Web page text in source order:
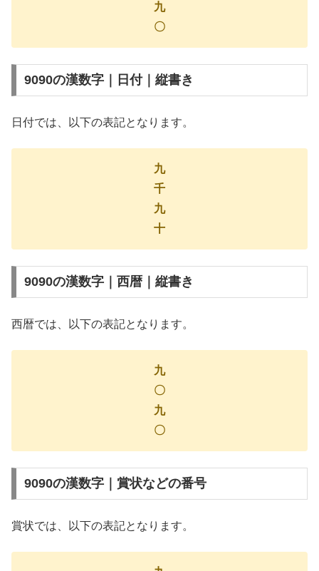
九
〇
9090の漢数字｜日付｜縦書き
日付では、以下の表記となります。
九
千
九
十
9090の漢数字｜西暦｜縦書き
西暦では、以下の表記となります。
九
〇
九
〇
9090の漢数字｜賞状などの番号
賞状では、以下の表記となります。